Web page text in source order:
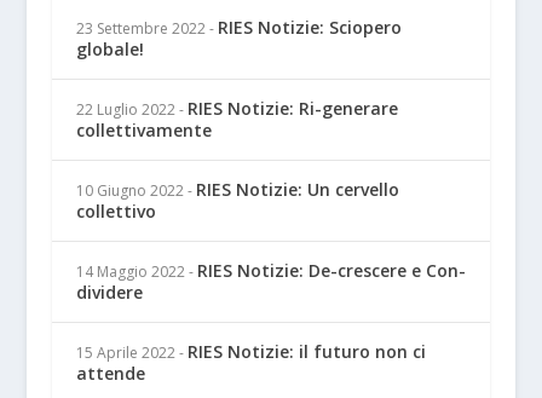
23 Settembre 2022 - RIES Notizie: Sciopero
globale!
22 Luglio 2022 - RIES Notizie: Ri-generare
collettivamente
10 Giugno 2022 - RIES Notizie: Un cervello
collettivo
14 Maggio 2022 - RIES Notizie: De-crescere e Con-
dividere
15 Aprile 2022 - RIES Notizie: il futuro non ci
attende